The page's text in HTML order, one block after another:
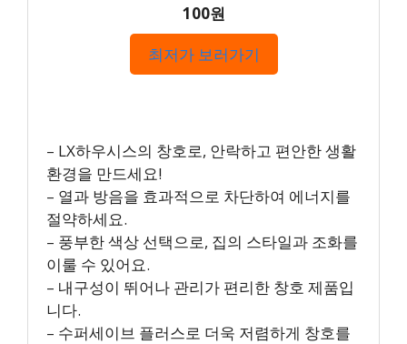
100원
최저가 보러가기
– LX하우시스의 창호로, 안락하고 편안한 생활
환경을 만드세요!
– 열과 방음을 효과적으로 차단하여 에너지를
절약하세요.
– 풍부한 색상 선택으로, 집의 스타일과 조화를
이룰 수 있어요.
– 내구성이 뛰어나 관리가 편리한 창호 제품입
니다.
– 수퍼세이브 플러스로 더욱 저렴하게 창호를